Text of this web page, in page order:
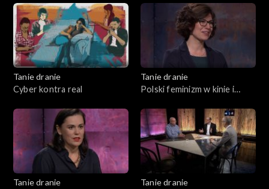
Tanie dranie
Cyber kontra real
Tanie dranie
Polski feminizm w kinie i
Tanie dranie
Tanie dranie